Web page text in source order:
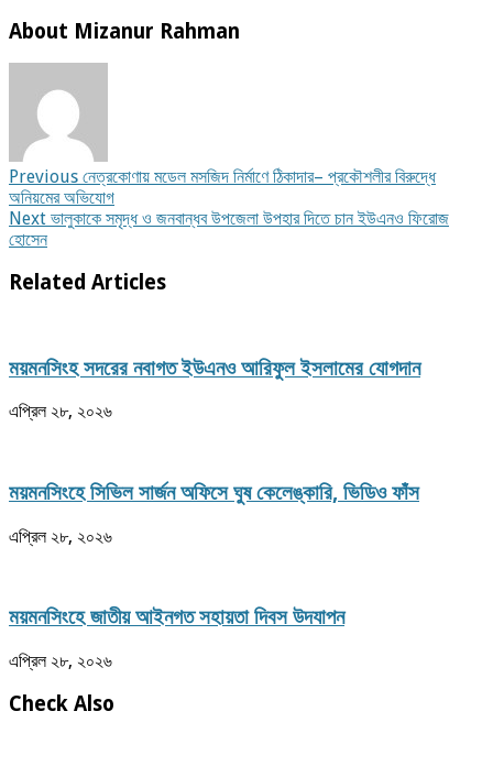
About Mizanur Rahman
Previous নেত্রকোণায় মডেল মসজিদ নির্মাণে ঠিকাদার– প্রকৌশলীর বিরুদ্ধে
অনিয়মের অভিযোগ
Next ভালুকাকে সমৃদ্ধ ও জনবান্ধব উপজেলা উপহার দিতে চান ইউএনও ফিরোজ
হোসেন
Related Articles
ময়মনসিংহ সদরের নবাগত ইউএনও আরিফুল ইসলামের যোগদান
এপ্রিল ২৮, ২০২৬
ময়মনসিংহে সিভিল সার্জন অফিসে ঘুষ কেলেঙ্কারি, ভিডিও ফাঁস
এপ্রিল ২৮, ২০২৬
ময়মনসিংহে জাতীয় আইনগত সহায়তা দিবস উদযাপন
এপ্রিল ২৮, ২০২৬
Check Also